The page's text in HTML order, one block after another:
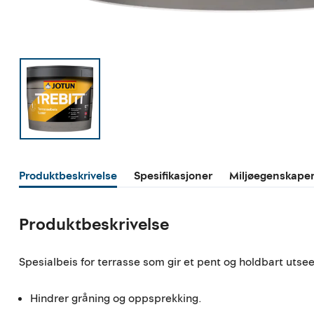
Produktbeskrivelse Spesifikasjoner
Produktbeskrivelse
Spesialbeis for terrasse som gir et pent og holdbart
Hindrer gråning og oppsprekking.